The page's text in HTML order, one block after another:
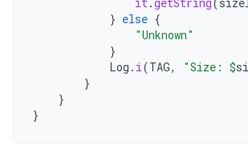
} else {
"Unknown"
}
Log . i(TAG, "Size: $
}
}
}